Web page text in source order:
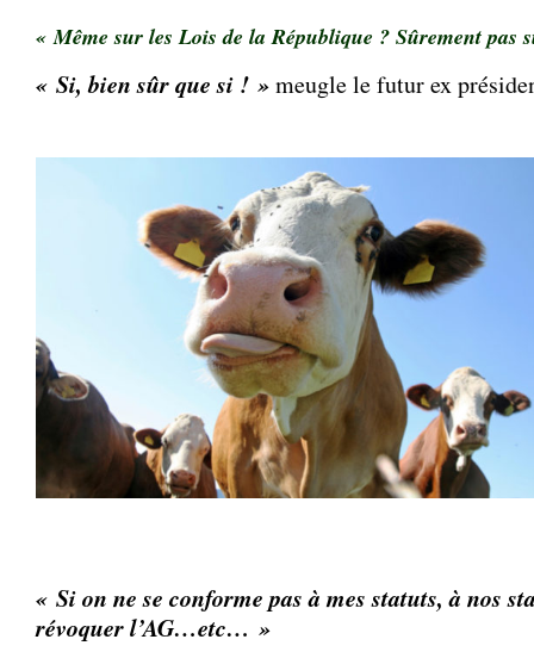
« Même sur les Lois de la République ? Sûrement
« Si, bien sûr que si ! »meugle le futur ex
« Si on ne se conforme pas à mes statuts, à nos
révoquer l’AG…etc… »